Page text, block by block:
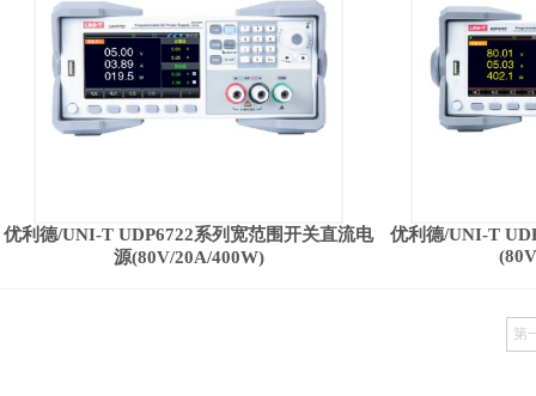
优利德/UNI-T UDP6722系列宽范围开关直流电
源(80V/20A/400W)
优利德/UNI-T
第